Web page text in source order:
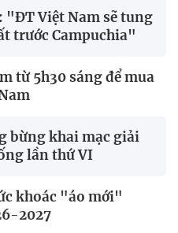
"ĐT Việt Nam sẽ tung
trước Campuchia"
từ 5h30 sáng để mua
bừng khai mạc giải
lần thứ VI
khoác "áo mới"
2027